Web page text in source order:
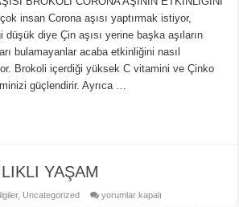
insan Corona aşısı yaptırmak istiyor,
düşük diye Çin aşısı yerine başka aşıların
bulamayanlar acaba etkinliğini nasıl
Brokoli içerdiği yüksek C vitamini ve Çinko
güçlendirir. Ayrıca …
YAŞAM
, Uncategorized
12
yorumlar kapalı